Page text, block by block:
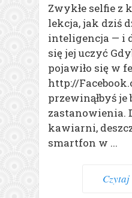
Zwykłe selfie z
lekcja, jak dziś
inteligencja — i
się jej uczyć
pojawiło się w
http://
przewinąłbyś je
zastanowienia.
kawiarni,
smartfon w ...